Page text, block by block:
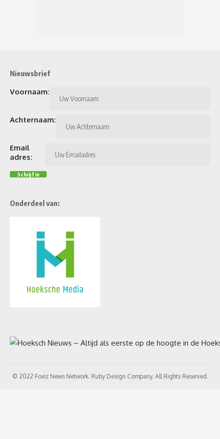
Nieuwsbrief
Voornaam:
Achternaam:
Email
adres:
Onderdeel van:
© 2022 Foxiz News Network. Ruby Design Company. All Rights Reserved.